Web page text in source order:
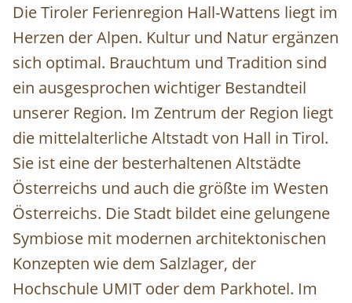
Die Tiroler Ferienregion Hall-Wattens liegt im
Herzen der Alpen. Kultur und Natur ergänzen
sich optimal. Brauchtum und Tradition sind
ein ausgesprochen wichtiger Bestandteil
unserer Region. Im Zentrum der Region liegt
die mittelalterliche Altstadt von Hall in Tirol.
Sie ist eine der besterhaltenen Altstädte
Österreichs und auch die größte im Westen
Österreichs. Die Stadt bildet eine gelungene
Symbiose mit modernen architektonischen
Konzepten wie dem Salzlager, der
Hochschule UMIT oder dem Parkhotel. Im